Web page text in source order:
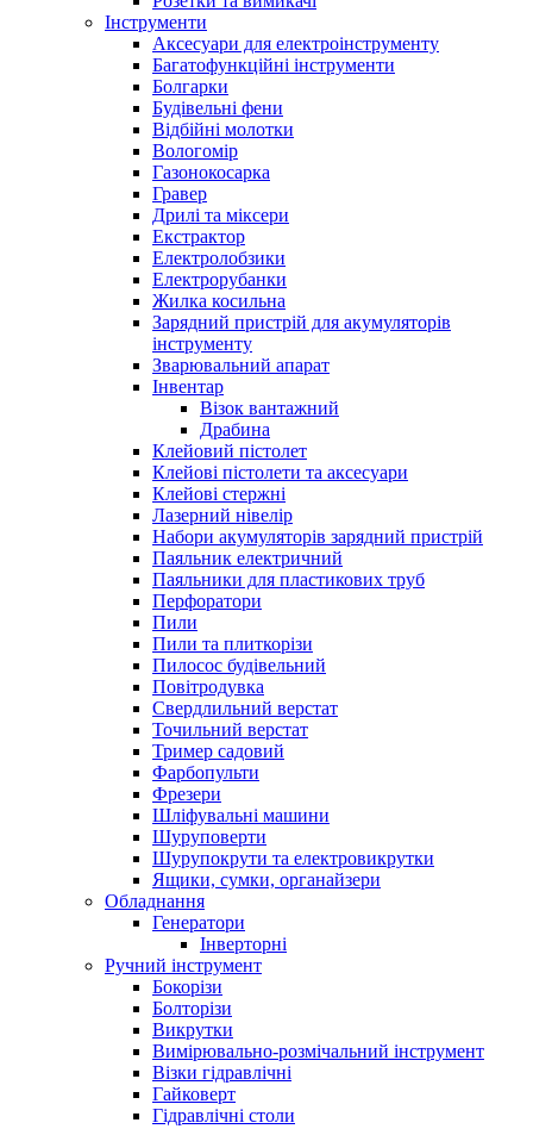
Інструменти
Аксесуари для електроінструменту
Багатофункційні інструменти
Болгарки
Будівельні фени
Відбійні молотки
Вологомір
Газонокосарка
Гравер
Дрилі та міксери
Екстрактор
Електролобзики
Електрорубанки
Жилка косильна
Зарядний пристрій для акумуляторів
інструменту
Зварювальний апарат
Інвентар
Візок вантажний
Драбина
Клейовий пістолет
Клейові пістолети та аксесуари
Клейові стержні
Лазерний нівелір
Набори акумуляторів зарядний пристрій
Паяльник електричний
Паяльники для пластикових труб
Перфоратори
Пили
Пили та плиткорізи
Пилосос будівельний
Повітродувка
Свердлильний верстат
Точильний верстат
Тример садовий
Фарбопульти
Фрезери
Шліфувальні машини
Шуруповерти
Шурупокрути та електровикрутки
Ящики, сумки, органайзери
Обладнання
Генератори
Інверторні
Ручний інструмент
Бокорізи
Болторізи
Викрутки
Вимірювально-розмічальний інструмент
Візки гідравлічні
Гайковерт
Гідравлічні столи